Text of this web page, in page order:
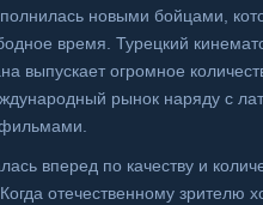
новыми бойцами,
время. Турецкий
выпускает огромное
рынок наряду с
вперед по качеству и
отечественному зрителю